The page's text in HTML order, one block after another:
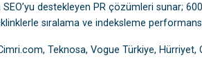
destekleyen PR çözümleri sunar;
sıralama ve indeksleme
Teknosa, Vogue Türkiye,